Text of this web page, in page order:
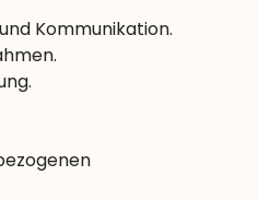
Kommunikation.